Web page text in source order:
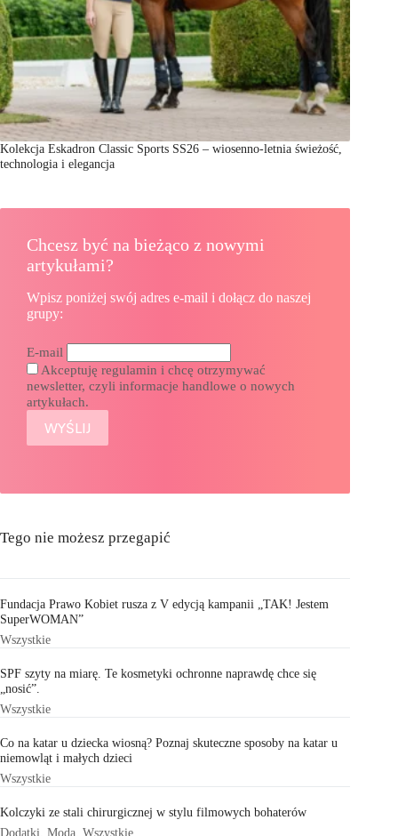
Kolekcja Eskadron Classic Sports SS26 – wiosenno-letnia świeżość,
technologia i elegancja
Chcesz być na bieżąco z nowymi
artykułami?
Wpisz poniżej swój adres e-mail i dołącz do naszej
grupy:
E-mail
Akceptuję regulamin i chcę otrzymywać
newsletter, czyli informacje handlowe o nowych
artykułach.
Tego nie możesz przegapić
Fundacja Prawo Kobiet rusza z V edycją kampanii „TAK! Jestem
SuperWOMAN”
Wszystkie
SPF szyty na miarę. Te kosmetyki ochronne naprawdę chce się
„nosić”.
Wszystkie
Co na katar u dziecka wiosną? Poznaj skuteczne sposoby na katar u
niemowląt i małych dzieci
Wszystkie
Kolczyki ze stali chirurgicznej w stylu filmowych bohaterów
Dodatki Moda Wszystkie